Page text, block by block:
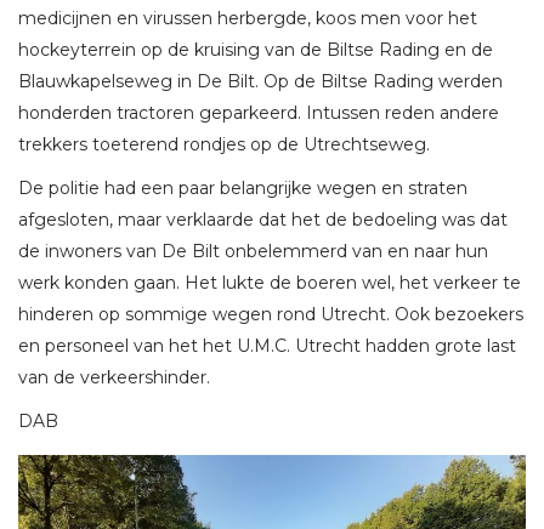
medicijnen en virussen herbergde, koos men voor het
hockeyterrein op de kruising van de Biltse Rading en de
Blauwkapelseweg in De Bilt. Op de Biltse Rading werden
honderden tractoren geparkeerd. Intussen reden andere
trekkers toeterend rondjes op de Utrechtseweg.
De politie had een paar belangrijke wegen en straten
afgesloten, maar verklaarde dat het de bedoeling was dat
de inwoners van De Bilt onbelemmerd van en naar hun
werk konden gaan. Het lukte de boeren wel, het verkeer te
hinderen op sommige wegen rond Utrecht. Ook bezoekers
en personeel van het het U.M.C. Utrecht hadden grote last
van de verkeershinder.
DAB